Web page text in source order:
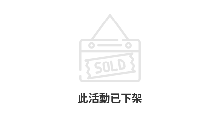
此活動已下架